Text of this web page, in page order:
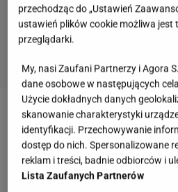
13 pytań o kultowe
tyle, by zdobyć 13/13?
Wielki quiz o Grecji.
zdobędą komplet
przechodząc do „Ustawień
ustawień plików cookie możliwa jest
przeglądarki.
My, nasi Zaufani Partnerzy i Agora
dane osobowe w następujących
Użycie dokładnych danych
skanowanie charakterystyki
identyfikacji. Przechowywanie
dostęp do nich. Spersonalizowane
reklam i treści, badnie odbiorców i
Lista Zaufanych Partnerów